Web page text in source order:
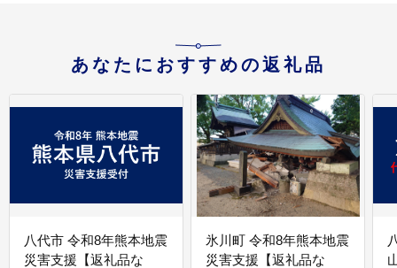
あなたにおすすめの返礼品
八代市 令和8年熊本地震
災害支援【返礼品な
氷川町 令和8年熊本地震
災害支援【返礼品な